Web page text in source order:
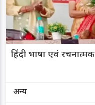
हिंदी भाषा एवं
अन्य